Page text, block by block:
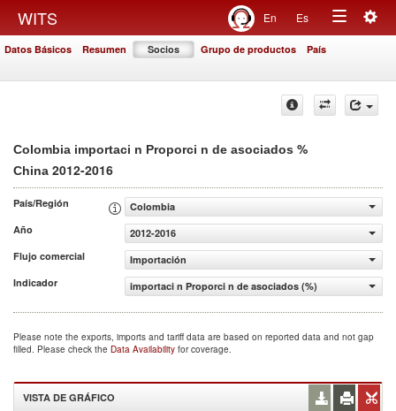
WITS En Es
Toggle
Datos Básicos Resumen Socios Grupo de productos País
Colombia importaci n Proporci n de asociados %
China 2012-2016
País/Región
Colombia
Año
2012-2016
Flujo comercial
Importación
Indicador
importaci n Proporci n de asociados (%)
Please note the exports, imports and tariff data are based on reported data and not gap
filled. Please check the Data Availability for coverage.
VISTA DE GRÁFICO